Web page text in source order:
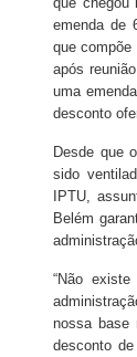
emenda de
que compõe
após
uma
desconto
Desde que
sido
IPTU,
Belém
“Não
nossa base
desconto